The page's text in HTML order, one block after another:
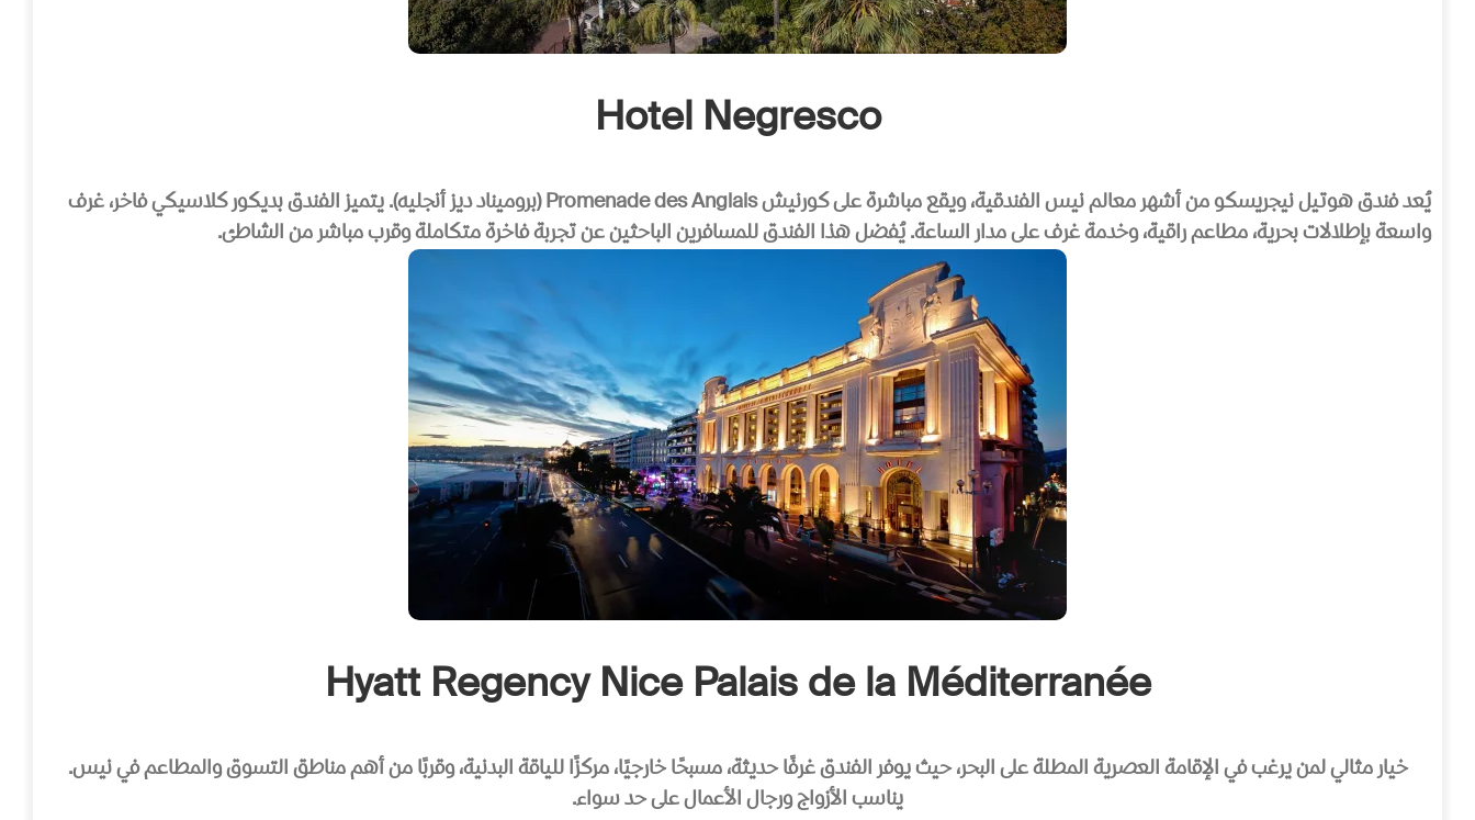
Hotel Negresco
يُعد فندق هوتيل نيجريسكو من أشهر معالم نيس الفندقية، ويقع مباشرة على كورنيشPromenade des Anglais(بروميناد ديز أنجليه). يتميز الفندق بديكور كلاسيكي فاخر، غرف
واسعة بإطلالات بحرية، مطاعم راقية، وخدمة غرف على مدار الساعة. يُفضل هذا الفندق للمسافرين الباحثين عن تجربة فاخرة متكاملة وقرب مباشر من الشاطئ.
Hyatt Regency Nice Palais de la Méditerranée
خيار مثالي لمن يرغب في الإقامة العصرية المطلة على البحر، حيث يوفر الفندق غرفًا حديثة، مسبحًا خارجيًا، مركزًا للياقة البدنية، وقربًا من أهم مناطق التسوق والمطاعم في نيس.
يناسب الأزواج ورجال الأعمال على حد سواء.